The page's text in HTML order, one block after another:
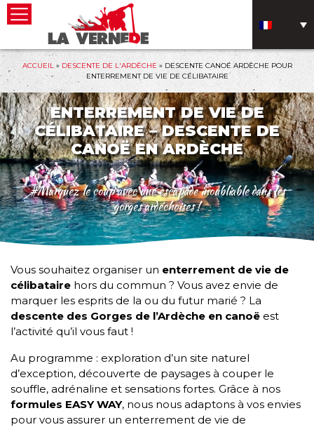
ACCUEIL» DESCENTE DE L'ARDÈCHE » DESCENTE CANOÉ ARDÈCHE POUR
ENTERREMENT DE VIE DE CÉLIBATAIRE
ENTERREMENT DE VIE DE
CÉLIBATAIRE – DESCENTE DE
CANOË EN ARDÈCHE
#Marquez le coup avec une escapade inoubliable dans les
gorges ardéchoises !
Vous souhaitez organiser un enterrement de vie de
célibataire hors du commun ? Vous avez envie de
marquer les esprits de la ou du futur marié ? La
descente des Gorges de l’Ardèche en canoë est
l’activité qu’il vous faut !
Au programme : exploration d’un site naturel
d’exception, découverte de paysages à couper le
souffle, adrénaline et sensations fortes. Grâce à nos
formules EASY WAY, nous nous adaptons à vos envies
pour vous assurer un enterrement de vie de